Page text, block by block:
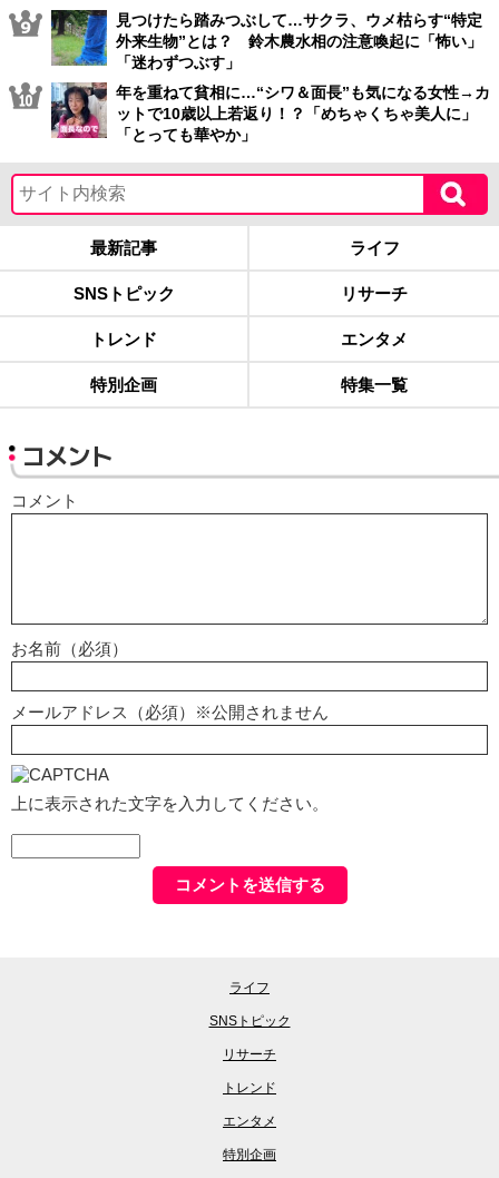
見つけたら踏みつぶして…サクラ、ウメ枯らす“特定
外来生物”とは？ 鈴木農水相の注意喚起に「怖い」
「迷わずつぶす」
年を重ねて貧相に…“シワ＆面長”も気になる女性→カ
ットで10歳以上若返り！？「めちゃくちゃ美人に」
「とっても華やか」
最新記事 ライフ
SNSトピック リサーチ
トレンド エンタメ
特別企画 特集一覧
コメント
コメント
お名前（必須）
メールアドレス（必須）※公開されません
上に表示された文字を入力してください。
ライフ
SNSトピック
リサーチ
トレンド
エンタメ
特別企画